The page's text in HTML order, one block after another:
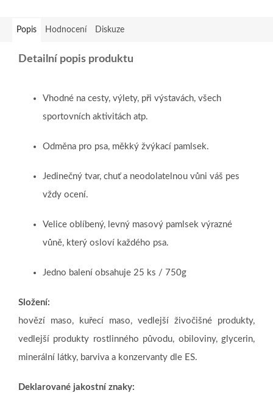
Popis Hodnocení Diskuze
Detailní popis produktu
Vhodné na cesty, výlety, při výstavách, všech
sportovních aktivitách atp.
Odměna pro psa, měkký žvýkací pamlsek.
Jedinečný tvar, chuť a neodolatelnou vůni váš pes
vždy ocení.
Velice oblíbený, levný masový pamlsek výrazné
vůně, který osloví každého psa.
Jedno balení obsahuje 25 ks / 750g
Složení:
hovězí maso, kuřecí maso, vedlejší živočišné produkty,
vedlejší produkty rostlinného původu, obiloviny, glycerin,
minerální látky, barviva a konzervanty dle ES.
Deklarované jakostní znaky: